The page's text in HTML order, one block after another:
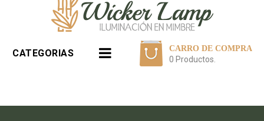
CATEGORIAS CARRO DE COMPRA
0 Productos.